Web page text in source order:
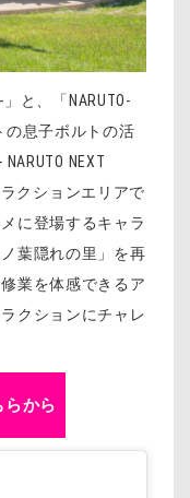
と、「NARUTO-
の息子ボルトの活
NEXT
ラクションエリアで
に登場するキャラ
葉隠れの里」を再
業を体感できるア
クションにチャレ
から